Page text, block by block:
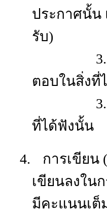
ประกาศนั้น
รับ)
3.2.2 ให้
ตอบในสิ่งที่
3.2.3 ให้
ที่ได้ฟังนั้น
4. การเขียน (
เขียนลงใน
มีคะแนนเต็